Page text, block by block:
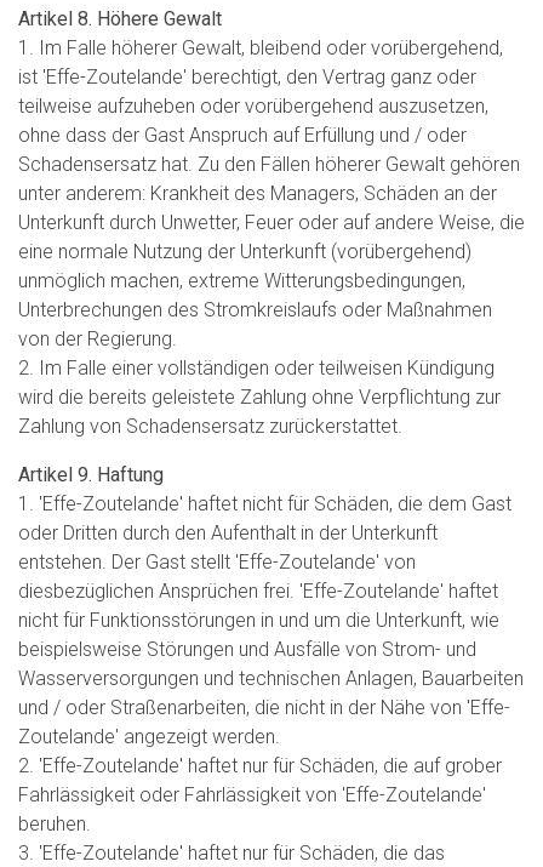
Artikel 8. Höhere Gewalt
1. Im Falle höherer Gewalt, bleibend oder vorübergehend,
ist 'Effe-Zoutelande' berechtigt, den Vertrag ganz oder
teilweise aufzuheben oder vorübergehend auszusetzen,
ohne dass der Gast Anspruch auf Erfüllung und / oder
Schadensersatz hat. Zu den Fällen höherer Gewalt gehören
unter anderem: Krankheit des Managers, Schäden an der
Unterkunft durch Unwetter, Feuer oder auf andere Weise, die
eine normale Nutzung der Unterkunft (vorübergehend)
unmöglich machen, extreme Witterungsbedingungen,
Unterbrechungen des Stromkreislaufs oder Maßnahmen
von der Regierung.
2. Im Falle einer vollständigen oder teilweisen Kündigung
wird die bereits geleistete Zahlung ohne Verpflichtung zur
Zahlung von Schadensersatz zurückerstattet.
Artikel 9. Haftung
1. 'Effe-Zoutelande' haftet nicht für Schäden, die dem Gast
oder Dritten durch den Aufenthalt in der Unterkunft
entstehen. Der Gast stellt 'Effe-Zoutelande' von
diesbezüglichen Ansprüchen frei. 'Effe-Zoutelande' haftet
nicht für Funktionsstörungen in und um die Unterkunft, wie
beispielsweise Störungen und Ausfälle von Strom- und
Wasserversorgungen und technischen Anlagen, Bauarbeiten
und / oder Straßenarbeiten, die nicht in der Nähe von 'Effe-
Zoutelande' angezeigt werden.
2. 'Effe-Zoutelande' haftet nur für Schäden, die auf grober
Fahrlässigkeit oder Fahrlässigkeit von 'Effe-Zoutelande'
beruhen.
3. 'Effe-Zoutelande' haftet nur für Schäden, die das